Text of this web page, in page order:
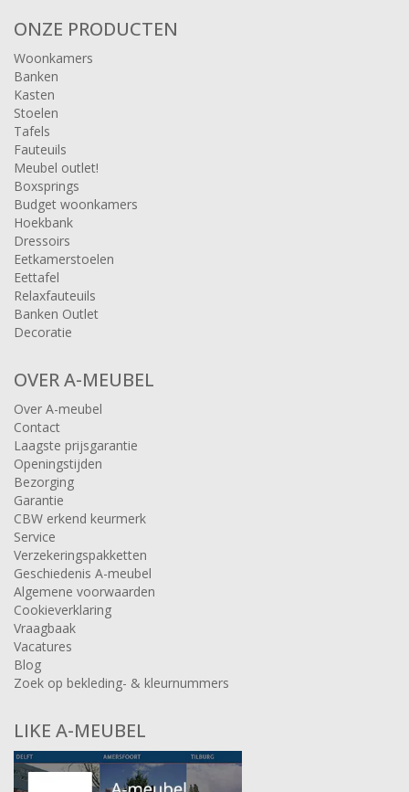
ONZE PRODUCTEN
Woonkamers
Banken
Kasten
Stoelen
Tafels
Fauteuils
Meubel outlet!
Boxsprings
Budget woonkamers
Hoekbank
Dressoirs
Eetkamerstoelen
Eettafel
Relaxfauteuils
Banken Outlet
Decoratie
OVER A-MEUBEL
Over A-meubel
Contact
Laagste prijsgarantie
Openingstijden
Bezorging
Garantie
CBW erkend keurmerk
Service
Verzekeringspakketten
Geschiedenis A-meubel
Algemene voorwaarden
Cookieverklaring
Vraagbaak
Vacatures
Blog
Zoek op bekleding- & kleurnummers
LIKE A-MEUBEL